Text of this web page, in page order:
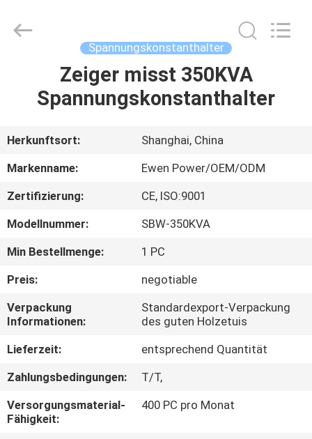
HAUSE
PRODUKTE
VIDEOS
ÜBER
UNS
WERKSBESICHTIGUNG
QUALITÄTSKONTROLLE
KONTAKT
MIT
2019
Spannungskonstanthalter
Zeiger misst 350KVA
Spannungskonstanthalter
Herkunftsort:
Shanghai, China
Markenname:
Ewen Power/OEM/ODM
Zertifizierung:
CE, ISO:9001
Modellnummer:
SBW-350KVA
Min Bestellmenge:
1 PC
Preis:
negotiable
Verpackung
Informationen:
Standardexport-Verpackung
des guten Holzetuis
Lieferzeit:
entsprechend Quantität
Zahlungsbedingungen:
T/T,
Versorgungsmaterial-
Fähigkeit:
400 PC pro Monat